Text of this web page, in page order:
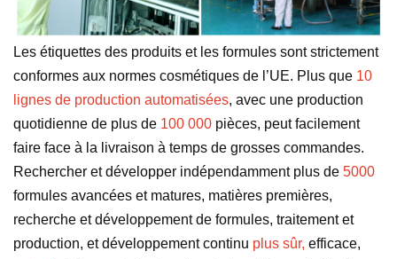
Les étiquettes des produits et les formules sont strictement
conformes aux normes cosmétiques de l’UE. Plus que 10
lignes de production automatisées, avec une production
quotidienne de plus de 100 000 pièces, peut facilement
faire face à la livraison à temps de grosses commandes.
Rechercher et développer indépendamment plus de 5000
formules avancées et matures, matières premières,
recherche et développement de formules, traitement et
production, et développement continu plus sûr, efficace,